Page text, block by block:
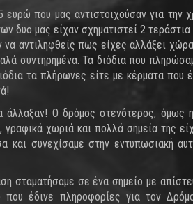
που μας αντιστοιχούσαν για την
δυο μας είχαν σχηματιστεί 2
αντιληφθείς πως είχες αλλάξει
συντηρημένα. Τα διόδια που
τα πλήρωνες είτε με κέρματα που
άλλαξαν! Ο δρόμος στενότερος, όμως
χωριά και πολλά σημεία της
συνεχίσαμε στην εντυπωσιακή
σταματήσαμε σε ένα σημείο με
που έδινε πληροφορίες για τον